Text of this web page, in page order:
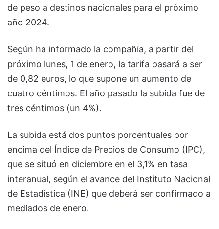
de peso a destinos nacionales para el próximo
año 2024.
Según ha informado la compañía, a partir del
próximo lunes, 1 de enero, la tarifa pasará a ser
de 0,82 euros, lo que supone un aumento de
cuatro céntimos. El año pasado la subida fue de
tres céntimos (un 4%).
La subida está dos puntos porcentuales por
encima del Índice de Precios de Consumo (IPC),
que se situó en diciembre en el 3,1% en tasa
interanual, según el avance del Instituto Nacional
de Estadística (INE) que deberá ser confirmado a
mediados de enero.